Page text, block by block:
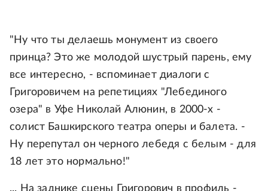
"Ну что ты делаешь монумент из своего
принца? Это же молодой шустрый парень, ему
все интересно, - вспоминает диалоги с
Григоровичем на репетициях "Лебединого
озера" в Уфе Николай Алюнин, в 2000-х -
солист Башкирского театра оперы и балета. -
Ну перепутал он черного лебедя с белым - для
18 лет это нормально!"
... На заднике сцены Григорович в профиль -